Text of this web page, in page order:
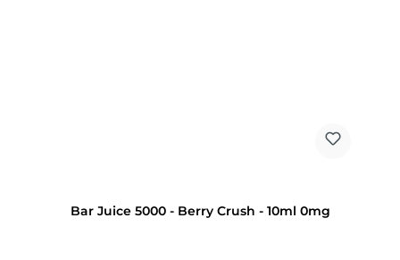
Bar Juice 5000 - Berry Crush - 10ml 0mg